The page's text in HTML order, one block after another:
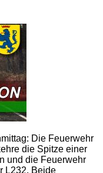
Die Feuerwehr
die Spitze einer
und die Feuerwehr
L232. Beide